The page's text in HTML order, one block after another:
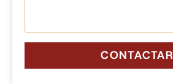
CONTACTAR